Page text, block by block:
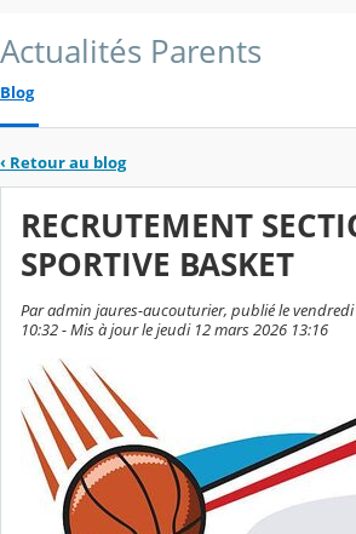
Actualités Parents
Blog
‹ Retour au blog
RECRUTEMENT
SPORTIVE BASKET
Par admin jaures-aucouturier, publié le vendredi
10:32 - Mis à jour le jeudi 12 mars 2026 13:16